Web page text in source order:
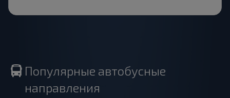
Популярные автобусные
направления